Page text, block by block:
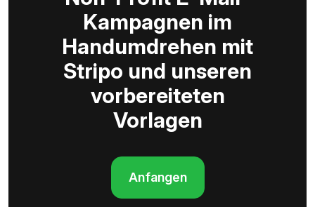
Kampagnen im
Handumdrehen mit
Stripo und unseren
vorbereiteten
Vorlagen
Anfangen